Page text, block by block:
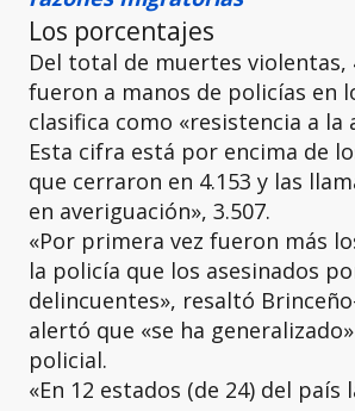
Los porcentajes
Del total de muertes violentas,
fueron a manos de policías en
clasifica como «resistencia a la
Esta cifra está por encima de
que cerraron en 4.153 y las
en averiguación», 3.507.
«Por primera vez fueron más
la policía que los asesinados
delincuentes», resaltó
alertó que «se ha
policial.
«En 12 estados (de 24) del